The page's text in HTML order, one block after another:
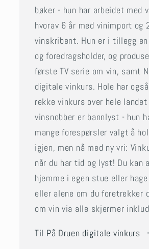
bøker - hun har arbeidet med
hvorav 6 år med vinimport og
vinskribent. Hun er i tillegg
og foredragsholder, og
første TV serie om vin, samt
digitale vinkurs. Hole har
rekke vinkurs over hele landet
vinsnobber er bannlyst - hun
mange forespørsler valgt å
igjen, men nå med ny vri:
når du har tid og lyst! Du kan
hjemme i egen stue eller
eller alene om du foretrekker
om vin via alle skjermer
Til På Druen digitale vinkurs